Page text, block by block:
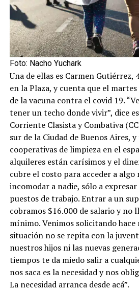
Foto: Nacho Yuchark
Una de ellas es Carmen Gutiérrez,
en la Plaza, y cuenta que el
de la vacuna contra el covid 19.
tener un techo donde vivir”, dice
Corriente Clasista y Combativa
sur de la Ciudad de Buenos Aires,
cooperativas de limpieza en el
alquileres están carísimos y el
cubre el costo para acceder a algo
incomodar a nadie, sólo a expresar
puestos de trabajo. Entrar a un
cobramos $16.000 de salario y no
mínimo. Venimos solicitando hace
situación no se repita con la
nuestros hijos ni las nuevas
tiempos te da miedo salir a
nos saca es la necesidad y nos
La necesidad arranca desde acá”.